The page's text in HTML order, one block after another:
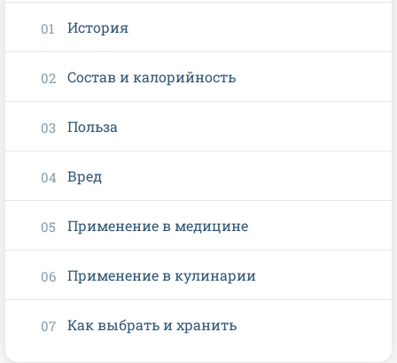
История
Состав и калорийность
Польза
Вред
Применение в медицине
Применение в кулинарии
Как выбрать и хранить